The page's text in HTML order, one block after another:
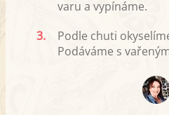
varu a vypínáme.
3.
Podle chuti
Podáváme s